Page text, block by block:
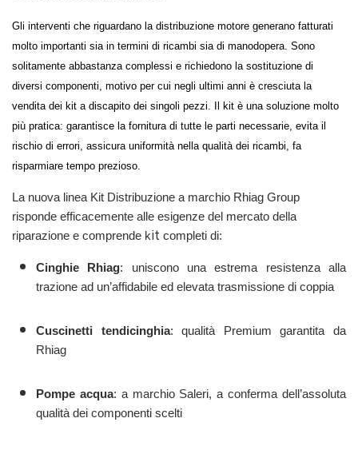
Gli interventi che riguardano la distribuzione motore generano fatturati
molto importanti sia in termini di ricambi sia di manodopera. Sono
solitamente abbastanza complessi e richiedono la sostituzione di
diversi componenti, motivo per cui negli ultimi anni è cresciuta la
vendita dei kit a discapito dei singoli pezzi. Il kit è una soluzione molto
più pratica: garantisce la fornitura di tutte le parti necessarie, evita il
rischio di errori, assicura uniformità nella qualità dei ricambi, fa
risparmiare tempo prezioso.
La nuova linea Kit Distribuzione a marchio Rhiag Group
risponde efficacemente alle esigenze del mercato della
riparazione e comprende kit completi di:
Cinghie Rhiag: uniscono una estrema resistenza alla
trazione ad un’affidabile ed elevata trasmissione di coppia
Cuscinetti tendicinghia: qualità Premium garantita da
Rhiag
Pompe acqua: a marchio Saleri, a conferma dell’assoluta
qualità dei componenti scelti